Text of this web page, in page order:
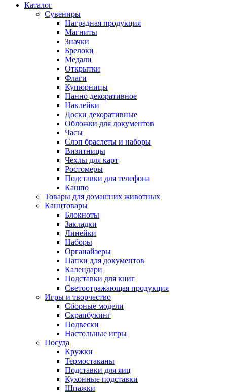
Каталог
Сувениры
Наградная продукция
Магниты
Значки
Брелоки
Медали
Открытки
Флаги
Купюрницы
Панно декоративное
Наклейки
Доски декоративные
Обложки для документов
Часы
Слэп браслеты и наборы
Визитницы
Чехлы для карт
Ростомеры
Подставки для телефона
Кашпо
Товары для домашних животных
Канцтовары
Блокноты
Закладки
Линейки
Наборы
Органайзеры
Папки для документов
Календари
Подставки для книг
Светоотражающая продукция
Игры и творчество
Сборные модели
Скрапбукинг
Подвески
Настольные игры
Посуда
Кружки
Термостаканы
Подставки для яиц
Кухонные подставки
Шпажки